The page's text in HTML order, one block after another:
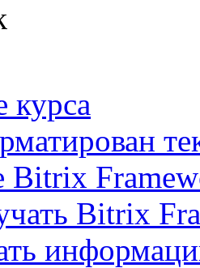
курса
Bitrix
Bitrix